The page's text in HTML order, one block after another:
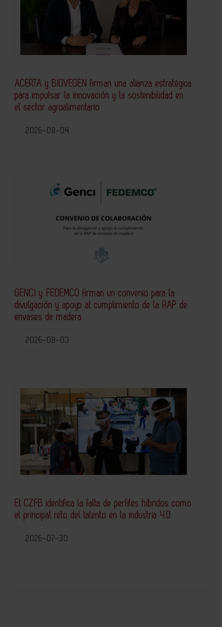
ACERTA y BIOVEGEN firman una alianza estratégica
para impulsar la innovación y la sostenibilidad en
el sector agroalimentario
2026-08-04
GENCI y FEDEMCO firman un convenio para la
divulgación y apoyo al cumplimiento de la RAP de
envases de madera
2026-08-03
El CZFB identifica la falta de perfiles híbridos como
el principal reto del talento en la industria 4.0
2026-07-30